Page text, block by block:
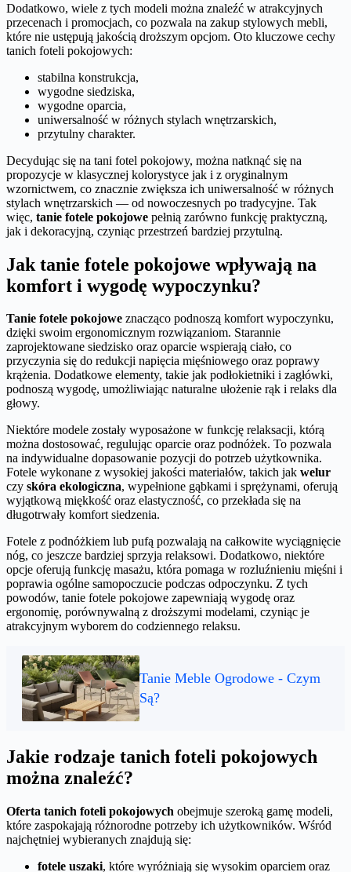
Dodatkowo, wiele z tych modeli można znaleźć w atrakcyjnych
przecenach i promocjach, co pozwala na zakup stylowych mebli,
które nie ustępują jakością droższym opcjom. Oto kluczowe cechy
tanich foteli pokojowych:
stabilna konstrukcja,
wygodne siedziska,
wygodne oparcia,
uniwersalność w różnych stylach wnętrzarskich,
przytulny charakter.
Decydując się na tani fotel pokojowy, można natknąć się na
propozycje w klasycznej kolorystyce jak i z oryginalnym
wzornictwem, co znacznie zwiększa ich uniwersalność w różnych
stylach wnętrzarskich — od nowoczesnych po tradycyjne. Tak
więc, tanie fotele pokojowe pełnią zarówno funkcję praktyczną,
jak i dekoracyjną, czyniąc przestrzeń bardziej przytulną.
Jak tanie fotele pokojowe wpływają na
komfort i wygodę wypoczynku?
Tanie fotele pokojowe znacząco podnoszą komfort wypoczynku,
dzięki swoim ergonomicznym rozwiązaniom. Starannie
zaprojektowane siedzisko oraz oparcie wspierają ciało, co
przyczynia się do redukcji napięcia mięśniowego oraz poprawy
krążenia. Dodatkowe elementy, takie jak podłokietniki i zagłówki,
podnoszą wygodę, umożliwiając naturalne ułożenie rąk i relaks dla
głowy.
Niektóre modele zostały wyposażone w funkcję relaksacji, którą
można dostosować, regulując oparcie oraz podnóżek. To pozwala
na indywidualne dopasowanie pozycji do potrzeb użytkownika.
Fotele wykonane z wysokiej jakości materiałów, takich jak welur
czy skóra ekologiczna, wypełnione gąbkami i sprężynami, oferują
wyjątkową miękkość oraz elastyczność, co przekłada się na
długotrwały komfort siedzenia.
Fotele z podnóżkiem lub pufą pozwalają na całkowite wyciągnięcie
nóg, co jeszcze bardziej sprzyja relaksowi. Dodatkowo, niektóre
opcje oferują funkcję masażu, która pomaga w rozluźnieniu mięśni i
poprawia ogólne samopoczucie podczas odpoczynku. Z tych
powodów, tanie fotele pokojowe zapewniają wygodę oraz
ergonomię, porównywalną z droższymi modelami, czyniąc je
atrakcyjnym wyborem do codziennego relaksu.
Tanie Meble Ogrodowe - Czym
Są?
Jakie rodzaje tanich foteli pokojowych
można znaleźć?
Oferta tanich foteli pokojowych obejmuje szeroką gamę modeli,
które zaspokajają różnorodne potrzeby ich użytkowników. Wśród
najchętniej wybieranych znajdują się:
fotele uszaki, które wyróżniają się wysokim oparciem oraz